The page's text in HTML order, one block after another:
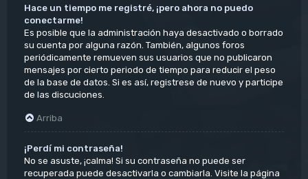
Hace un tiempo me registré, ¡pero ahora no puedo
conectarme!
Es posible que la administración haya desactivado o borrado
su cuenta por alguna razón. También, algunos foros
periódicamente remueven sus usuarios que no publicaron
mensajes por cierto periodo de tiempo para reducir el peso
de la base de datos. Si es así, registrese de nuevo y participe
de las discuciones.
Arriba
¡Perdí mi contraseña!
No se asuste, ¡calma! Si su contraseña no puede ser
recuperada puede desactivarla o cambiarla. Visite la página